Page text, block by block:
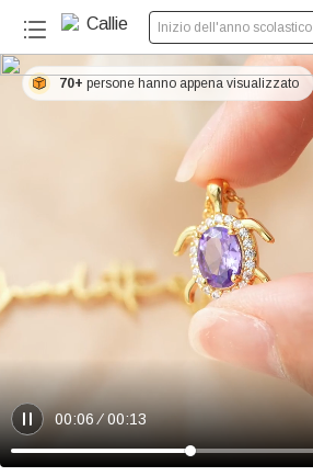
Inizio dell'anno scolastico
P
a
00:06 00:13
70+ persone hanno appena visualizzato